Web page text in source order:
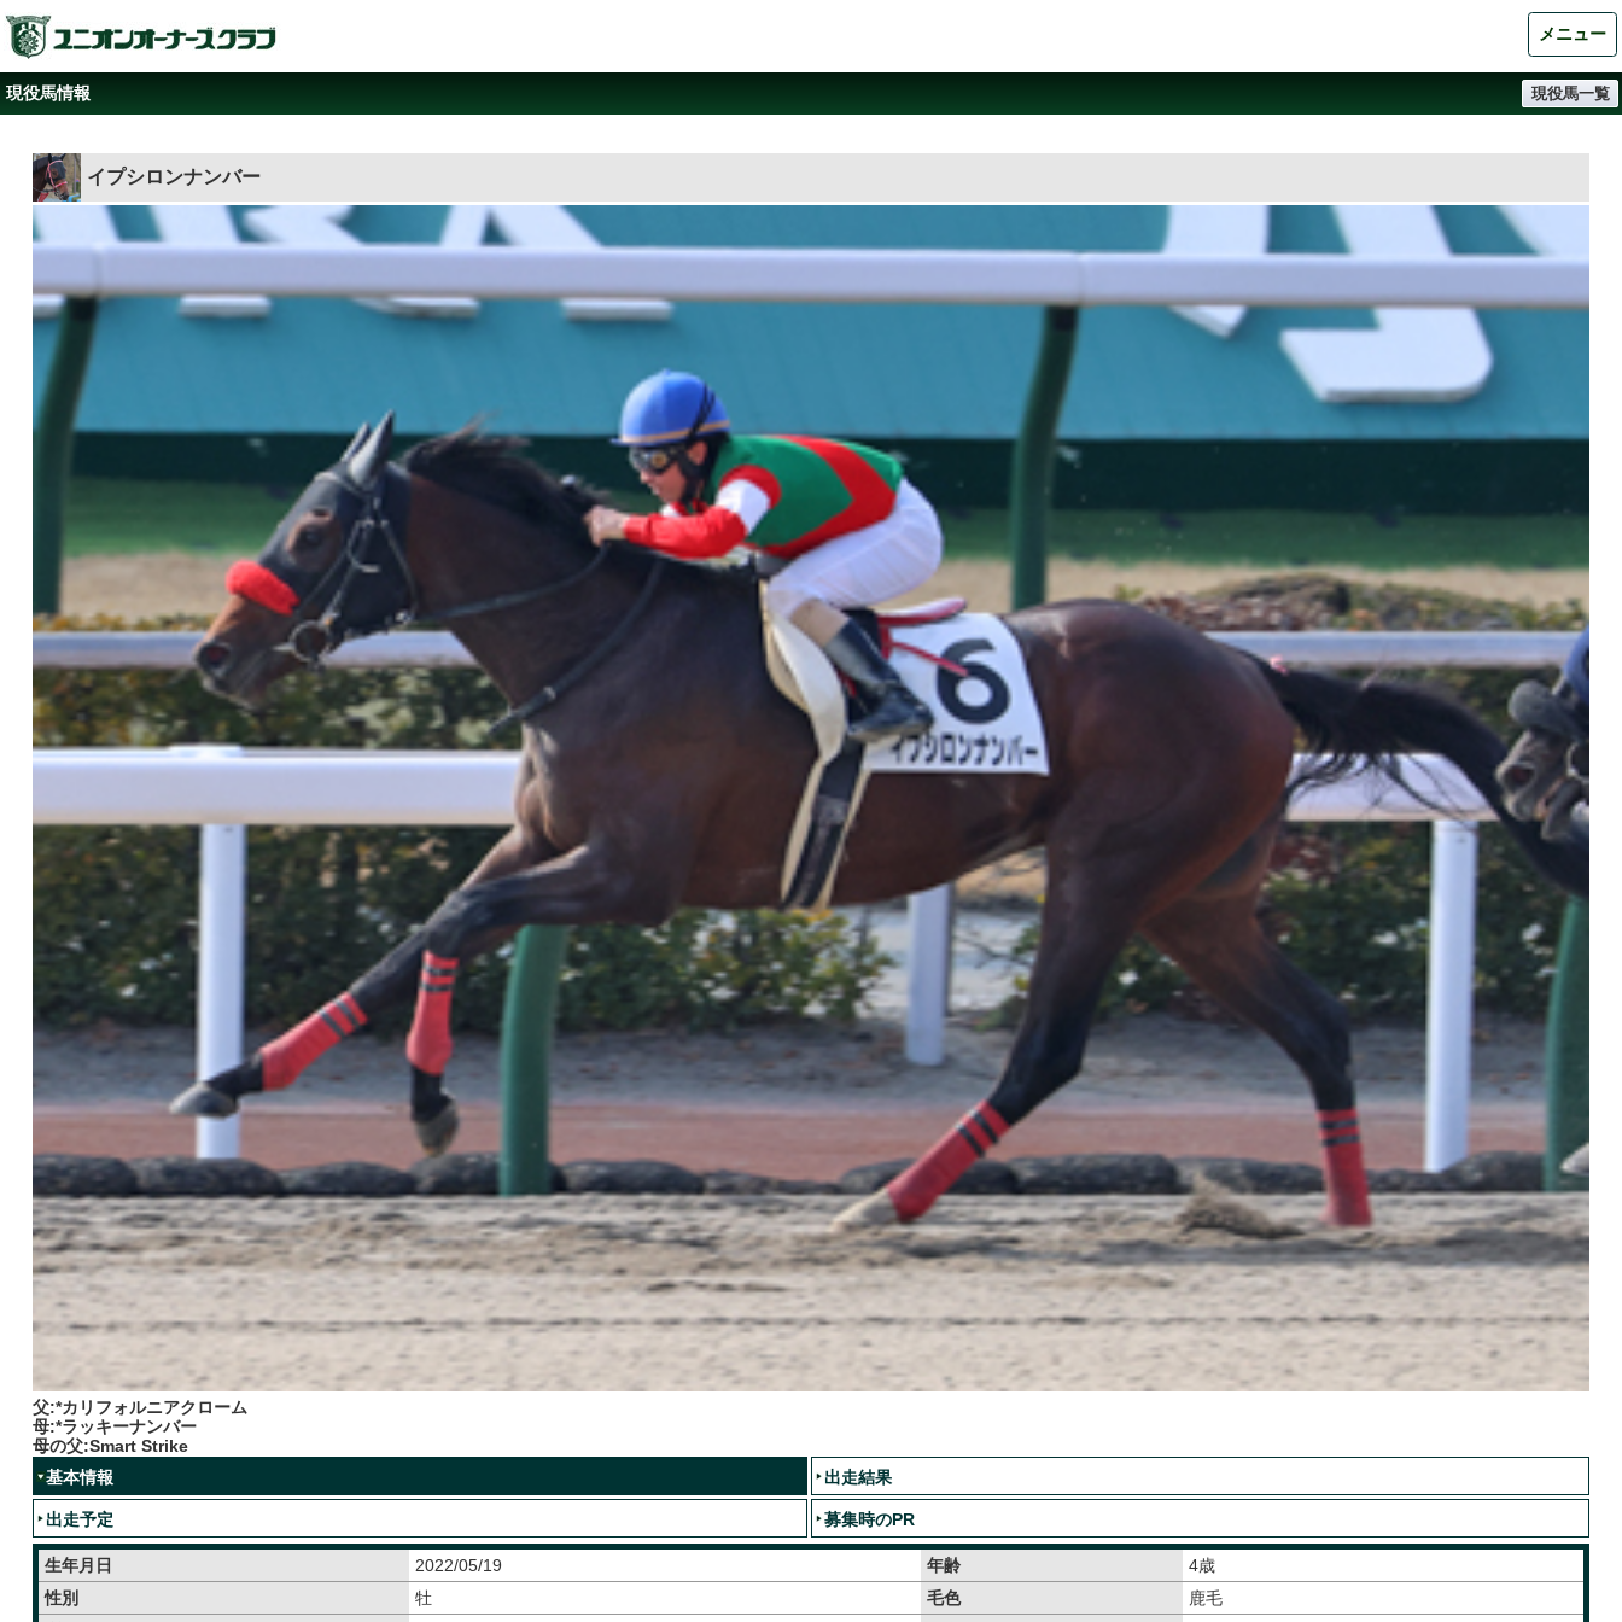
メニュー
現役馬情報 現役馬一覧
イプシロンナンバー
父:*カリフォルニアクローム
母:*ラッキーナンバー
母の父:Smart Strike
基本情報
出走結果
出走予定 募集時のPR
生年月日 2022/05/19 年齢
4歳
性別
牡 毛色
鹿毛